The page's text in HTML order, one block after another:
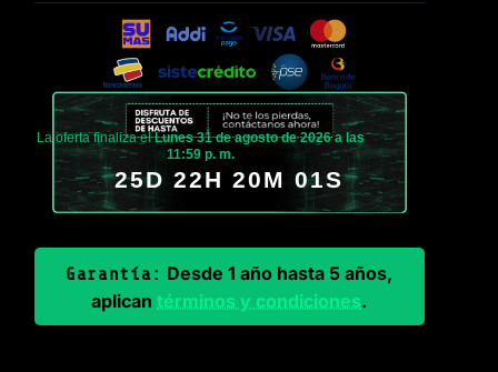
La oferta finaliza elLunes 31 de agosto de 2026 a las
11:59 p. m.
25D 22H 20M 00S
Garantía: Desde 1 año hasta 5 años,
aplicantérminos y condiciones.